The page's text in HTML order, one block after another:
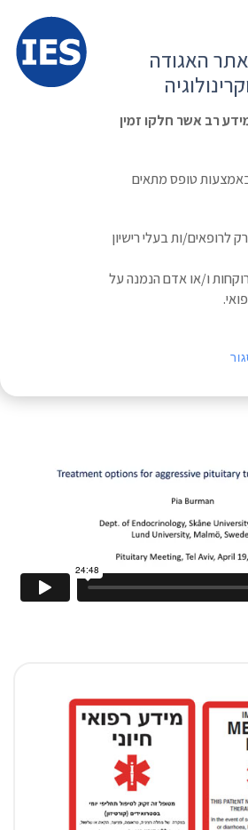
כניסת חברים
באדנומות
Genomics, Diabetes
האגודה
רב אשר חלקו זמין
טופס מתאים
לרופאים/ות בעלי רישיון
ו/או אדם הנמנה על